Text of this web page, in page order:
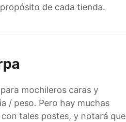
de cada tienda.
mochileros caras y
/ peso. Pero hay muchas
tales postes, y notará que